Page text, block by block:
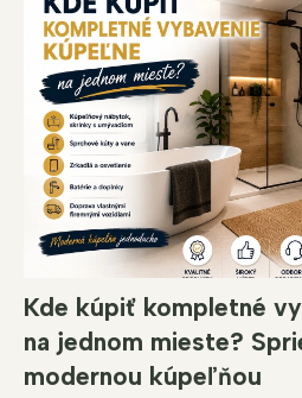
Kde kúpiť kompletné
na jednom mieste?
modernou kúpeľňou